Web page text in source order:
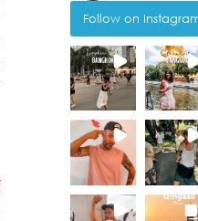
Follow on